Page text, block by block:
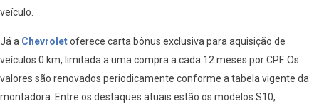
veículo.
Já a Chevroletoferece carta bônus exclusiva para aquisição de
veículos 0 km, limitada a uma compra a cada 12 meses por CPF. Os
valores são renovados periodicamente conforme a tabela vigente da
montadora. Entre os destaques atuais estão os modelos S10,